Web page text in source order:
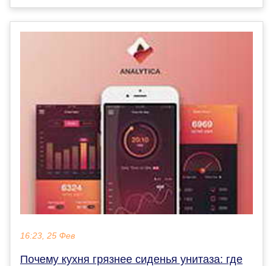
16:23, 25 Фев
Почему кухня грязнее сиденья унитаза: где